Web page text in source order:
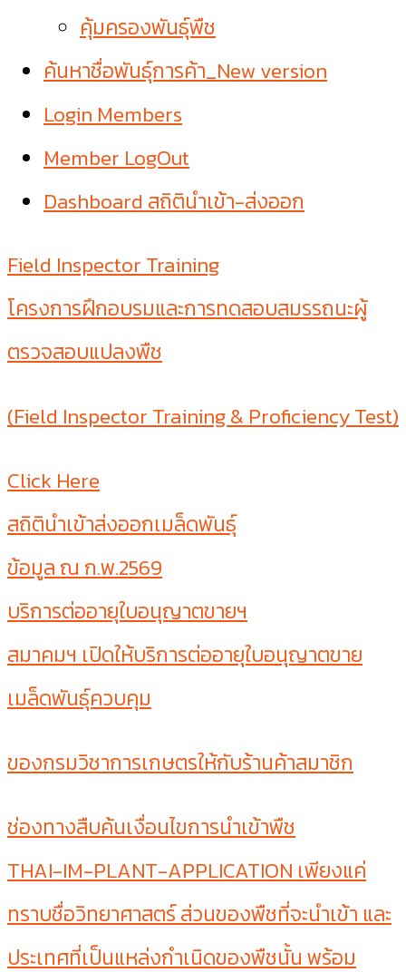
คุ้มครองพันธุ์พืช
ค้นหาชื่อพันธุ์การค้า_New version
Login Members
Member LogOut
Dashboard สถิตินำเข้า-ส่งออก
Field Inspector Training
โครงการฝึกอบรมและการทดสอบสมรรถนะผู้
ตรวจสอบแปลงพืช
(Field Inspector Training & Proficiency Test)
Click Here
สถิตินำเข้าส่งออกเมล็ดพันธุ์
ข้อมูล ณ ก.พ.2569
บริการต่ออายุใบอนุญาตขายฯ
สมาคมฯ เปิดให้บริการต่ออายุใบอนุญาตขาย
เมล็ดพันธุ์ควบคุม
ของกรมวิชาการเกษตรให้กับร้านค้าสมาชิก
ช่องทางสืบค้นเงื่อนไขการนำเข้าพืช
THAI-IM-PLANT-APPLICATION เพียงแค่
ทราบชื่อวิทยาศาสตร์ ส่วนของพืชที่จะนำเข้า และ
ประเทศที่เป็นแหล่งกำเนิดของพืชนั้น พร้อม